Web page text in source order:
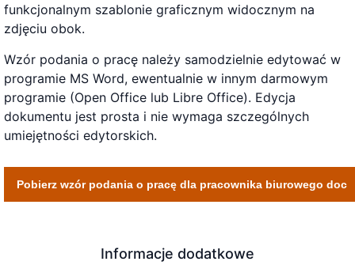
funkcjonalnym szablonie graficznym widocznym na
zdjęciu obok.
Wzór podania o pracę należy samodzielnie edytować w
programie MS Word, ewentualnie w innym darmowym
programie (Open Office lub Libre Office). Edycja
dokumentu jest prosta i nie wymaga szczególnych
umiejętności edytorskich.
Pobierz wzór podania o pracę dla pracownika biurowego doc
Informacje dodatkowe